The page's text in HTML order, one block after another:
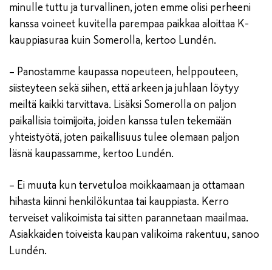
minulle tuttu ja turvallinen, joten emme olisi perheeni
kanssa voineet kuvitella parempaa paikkaa aloittaa K-
kauppiasuraa kuin Somerolla, kertoo Lundén.
– Panostamme kaupassa nopeuteen, helppouteen,
siisteyteen sekä siihen, että arkeen ja juhlaan löytyy
meiltä kaikki tarvittava. Lisäksi Somerolla on paljon
paikallisia toimijoita, joiden kanssa tulen tekemään
yhteistyötä, joten paikallisuus tulee olemaan paljon
läsnä kaupassamme, kertoo Lundén.
– Ei muuta kun tervetuloa moikkaamaan ja ottamaan
hihasta kiinni henkilökuntaa tai kauppiasta. Kerro
terveiset valikoimista tai sitten parannetaan maailmaa.
Asiakkaiden toiveista kaupan valikoima rakentuu, sanoo
Lundén.